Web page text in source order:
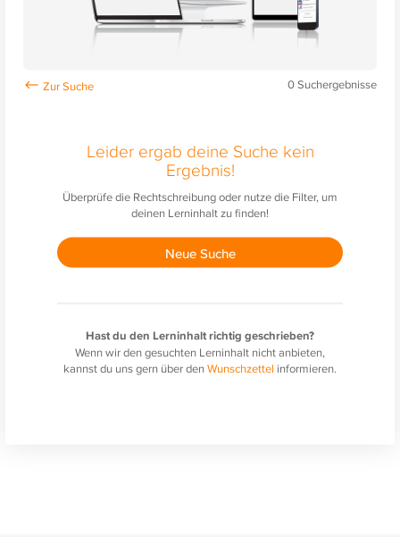
0Suchergebnisse
Leider ergab deine Suche kein
Ergebnis!
Überprüfe die Rechtschreibung oder nutze die Filter, um
deinen Lerninhalt zu finden!
Neue Suche
Hast du den Lerninhalt richtig geschrieben?
Wenn wir den gesuchten Lerninhalt nicht anbieten,
kannst du uns gern über denWunschzettel informieren.